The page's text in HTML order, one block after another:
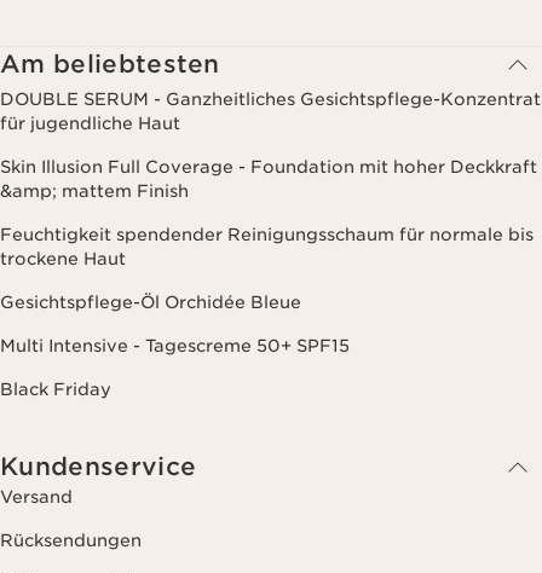
Websites Dritter, sowie für analytische Zwecke.
Am beliebtesten
DOUBLE SERUM - Ganzheitliches Gesichtspflege-Konzentrat
für jugendliche Haut
Skin Illusion Full Coverage - Foundation mit hoher Deckkraft
&amp; mattem Finish
Feuchtigkeit spendender Reinigungsschaum für normale bis
trockene Haut
Gesichtspflege-Öl Orchidée Bleue
Multi Intensive - Tagescreme 50+ SPF15
Black Friday
Kundenservice
Versand
Rücksendungen